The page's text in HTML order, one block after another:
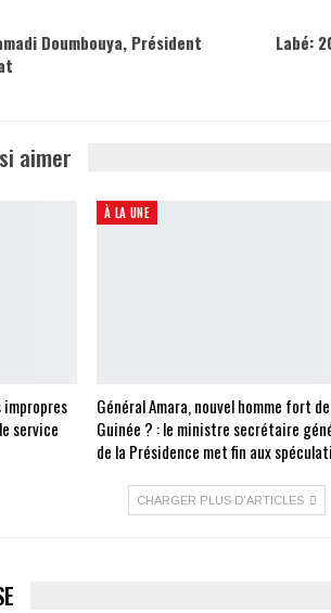
Doumbouya, Président
Labé:
aimer
service
À LA UNE
Général Amara, nouvel homme fort
Guinée ? : le ministre secrétaire
de la Présidence met fin aux
CHARGER PLUS D'ARTICLES